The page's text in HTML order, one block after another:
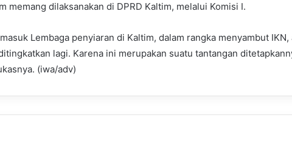
memang dilaksanakan di DPRD Kaltim, melalui Komisi I.
Lembaga penyiaran di Kaltim, dalam rangka menyambut IKN,
lagi. Karena ini merupakan suatu tantangan
(iwa/adv)